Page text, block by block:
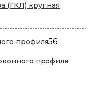
(ГКЛ) крупная
профиля5656
профиля